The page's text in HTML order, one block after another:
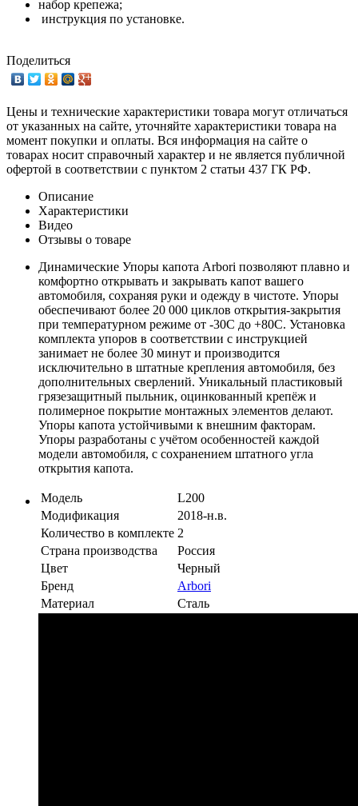
набор крепежа;
инструкция по установке.
Поделиться
Цены и технические характеристики товара могут отличаться
от указанных на сайте, уточняйте характеристики товара на
момент покупки и оплаты. Вся информация на сайте о
товарах носит справочный характер и не является публичной
офертой в соответствии с пунктом 2 статьи 437 ГК РФ.
Описание
Характеристики
Видео
Отзывы о товаре
Динамические Упоры капота Arbori позволяют плавно и
комфортно открывать и закрывать капот вашего
автомобиля, сохраняя руки и одежду в чистоте. Упоры
обеспечивают более 20 000 циклов открытия-закрытия
при температурном режиме от -30C до +80C. Установка
комплекта упоров в соответствии с инструкцией
занимает не более 30 минут и производится
исключительно в штатные крепления автомобиля, без
дополнительных сверлений. Уникальный пластиковый
грязезащитный пыльник, оцинкованный крепёж и
полимерное покрытие монтажных элементов делают.
Упоры капота устойчивыми к внешним факторам.
Упоры разработаны с учётом особенностей каждой
модели автомобиля, с сохранением штатного угла
открытия капота.
Модель
L200
Модификация
2018-н.в.
Количество в комплекте 2
Страна производства
Россия
Цвет
Черный
Бренд
Arbori
Материал
Сталь